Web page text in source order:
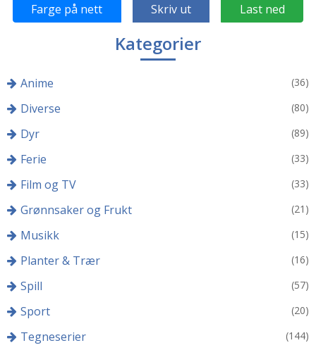
Farge på nett Skriv ut Last ned
Kategorier
Anime (36)
Diverse (80)
Dyr (89)
Ferie (33)
Film og TV (33)
Grønnsaker og Frukt (21)
Musikk (15)
Planter & Trær (16)
Spill (57)
Sport (20)
Tegneserier (144)